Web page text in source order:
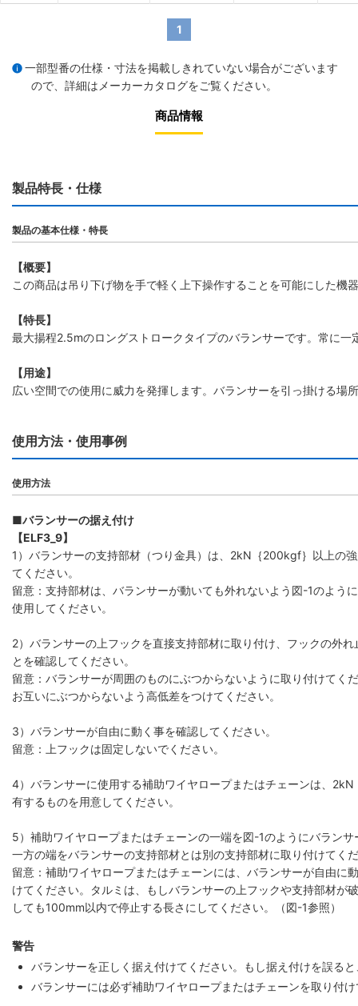
1
一部型番の仕様・寸法を掲載しきれていない場合がございます
ので、詳細は メーカーカタログをご覧ください。
商品情報
製品特長・仕様
製品の基本仕様・特長
【概要】
この商品は吊り下げ物を手で軽く上下操作することを可能にした機
【特長】
最大揚程2.5mのロングストロークタイプのバランサーです。常に
【用途】
広い空間での使用に威力を発揮します。バランサーを引っ掛ける
使用方法・使用事例
使用方法
■バランサーの据え付け
【ELF3_9】
1）バランサーの支持部材（つり金具）は、2kN｛200kgf｝以上の
てください。
留意：支持部材は、バランサーが動いても外れないよう図-1のよう
使用してください。
2）バランサーの上フックを直接支持部材に取り付け、フックの外
とを確認してください。
留意：バランサーが周囲のものにぶつからないように取り付けてく
お互いにぶつからないよう高低差をつけてください。
3）バランサーが自由に動く事を確認してください。
留意：上フックは固定しないでください。
4）バランサーに使用する補助ワイヤロープまたはチェーンは、
有するものを用意してください。
5）補助ワイヤロープまたはチェーンの一端を図-1のようにバラン
一方の端をバランサーの支持部材とは別の支持部材に取り付けてく
留意：補助ワイヤロープまたはチェーンには、バランサーが自由に
けてください。タルミは、もしバランサーの上フックや支持部材が
しても100mm以内で停止する長さにしてください。（図-1参照）
警告
バランサーを正しく据え付けてください。もし据え付けを誤る
バランサーには必ず補助ワイヤロープまたはチェーンを取り付